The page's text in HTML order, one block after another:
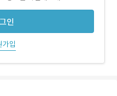
인
가입